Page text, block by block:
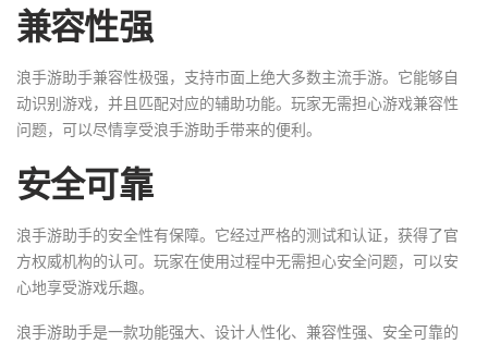
兼容性强
浪手游助手兼容性极强，支持市面上绝大多数主流手游。它能够自
动识别游戏，并且匹配对应的辅助功能。玩家无需担心游戏兼容性
问题，可以尽情享受浪手游助手带来的便利。
安全可靠
浪手游助手的安全性有保障。它经过严格的测试和认证，获得了官
方权威机构的认可。玩家在使用过程中无需担心安全问题，可以安
心地享受游戏乐趣。
浪手游助手是一款功能强大、设计人性化、兼容性强、安全可靠的